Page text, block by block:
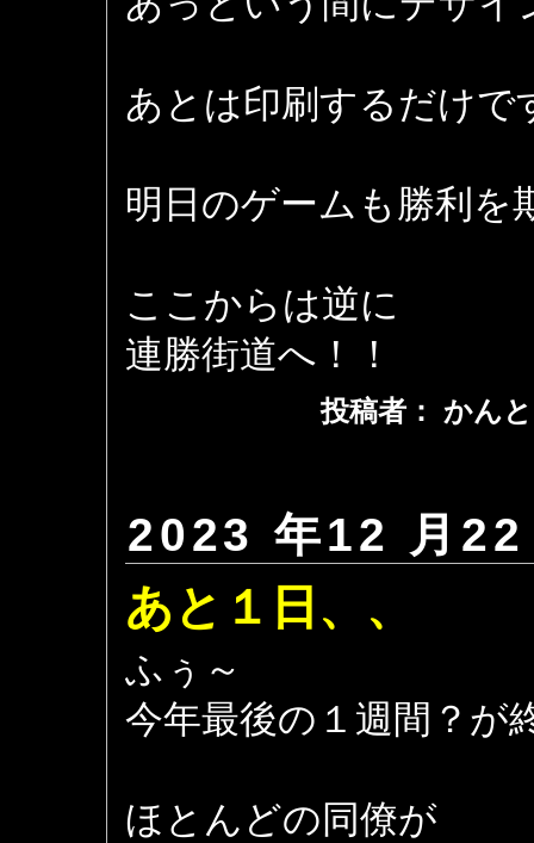
あとは印刷するだけで
明日のゲームも勝利を
ここからは逆に
連勝街道へ！！
投稿者： かん
2023 年12 月
あと１日、、
ふぅ～
今年最後の１週間？が
ほとんどの同僚が